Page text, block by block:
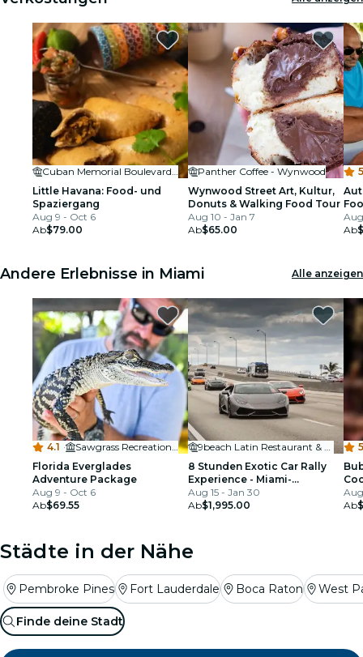
Cuban Memorial Boulevard Park
Little Havana: Food- und
Spaziergang
Aug 9 - Oct 6
Ab$79.00
Panther Coffee - Wynwood
Wynwood Street Art, Kultur,
Donuts & Walking Food Tour
Aug 10 - Jan 7
Ab$65.00
Ab
Andere Erlebnisse in Miami Alle anzeigen
4.1 ·
Sawgrass Recreation Park
Florida Everglades
Adventure Package
Aug 9 - Oct 6
Ab$69.55
9beach Latin Restaurant & Bar
8 Stunden Exotic Car Rally
Experience - Miami-
Islamorada-Miami, FL
Aug 15 - Jan 30
Ab$1,995.00
Ab
Städte in der Nähe
Pembroke Pines Fort Lauderdale Boca Raton West
Finde deine Stadt